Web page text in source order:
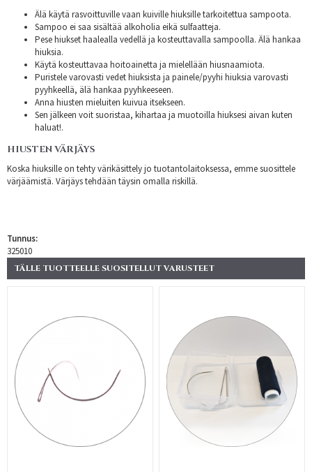
Älä käytä rasvoittuville vaan kuiville hiuksille tarkoitettua sampoota.
Sampoo ei saa sisältää alkoholia eikä sulfaatteja.
Pese hiukset haalealla vedellä ja kosteuttavalla sampoolla. Älä hankaa
hiuksia.
Käytä kosteuttavaa hoitoainetta ja mielellään hiusnaamiota.
Puristele varovasti vedet hiuksista ja painele/pyyhi hiuksia varovasti
pyyhkeellä, älä hankaa pyyhkeeseen.
Anna hiusten mieluiten kuivua itsekseen.
Sen jälkeen voit suoristaa, kihartaa ja muotoilla hiuksesi aivan kuten
haluat!.
HIUSTEN VÄRJÄYS
Koska hiuksille on tehty värikäsittely jo tuotantolaitoksessa, emme suosittele
värjäämistä. Värjäys tehdään täysin omalla riskillä.
Tunnus:
325010
TÄLLE TUOTTEELLE SUOSITELLUT VARUSTEET